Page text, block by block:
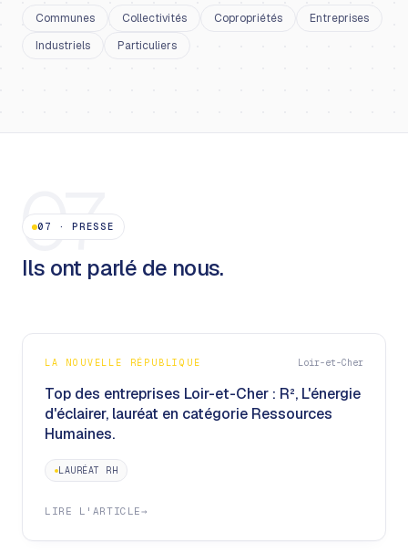
Communes Collectivités Copropriétés
Entreprises
Industriels
Particuliers
07
07 ·PRESSE
Ils ont parlé de nous.
LA NOUVELLE RÉPUBLIQUE Loir-et-Cher
Top des entreprises Loir-et-Cher : R², L'énergie
d'éclairer, lauréat en catégorie Ressources
Humaines.
LAURÉAT RH
LIRE L'ARTICLE→